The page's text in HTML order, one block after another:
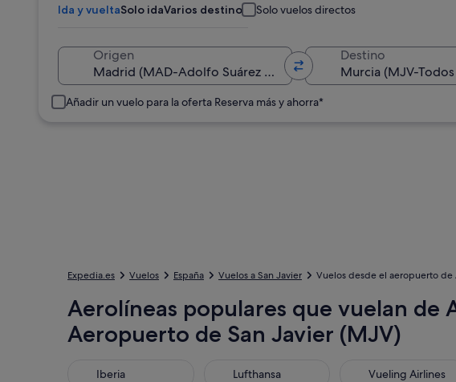
Ida y vueltaSolo idaVarios destinos Solo vuelos directos
Origen Destino
Añadir un vuelo para la oferta Reserva más y ahorra*
Expedia.es Vuelos España Vuelos a San Javier Vuelos desde el aeropuerto de
Aerolíneas populares que vuelan de
Aeropuerto de San Javier (MJV)
Iberia
Iberia Lufthansa
Lufthansa Vueling Airlines
Vueling Airlines